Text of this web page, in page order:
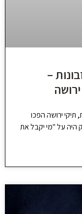
–
ירושה הפכו
היה על "מי יקבל את